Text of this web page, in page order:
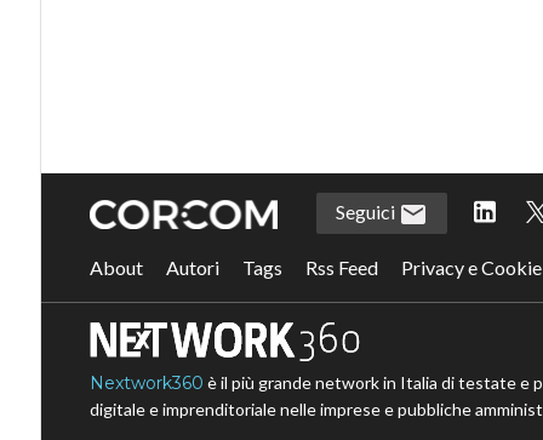
Seguici
About Autori Tags Rss Feed Privacy e
Nextwork360 è il più grande network in Italia di testate e
digitale e imprenditoriale nelle imprese e pubbliche